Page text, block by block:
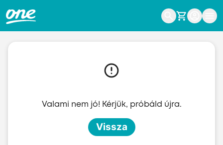
Valami nem jó! Kérjük, próbáld újra.
Vissza